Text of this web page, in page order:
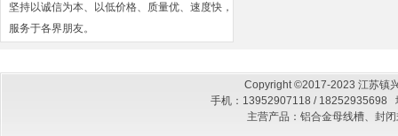
坚持以诚信为本、以低价格、质量优、速度快，
服务于各界朋友。
Copyright ©2017-2023 江苏镇
手机：13952907118 / 18252935698
主营产品：铝合金母线槽、封